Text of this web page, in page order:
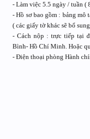
- Làm việc 5.5 ngày / tuần (
- Hồ sơ bao gồm : bảng mô
( các giấy tờ khác sẽ bổ
- Cách nộp : trực tiếp tại
Bình- Hồ Chí Minh. Hoặc
- Điện thoại phòng Hành